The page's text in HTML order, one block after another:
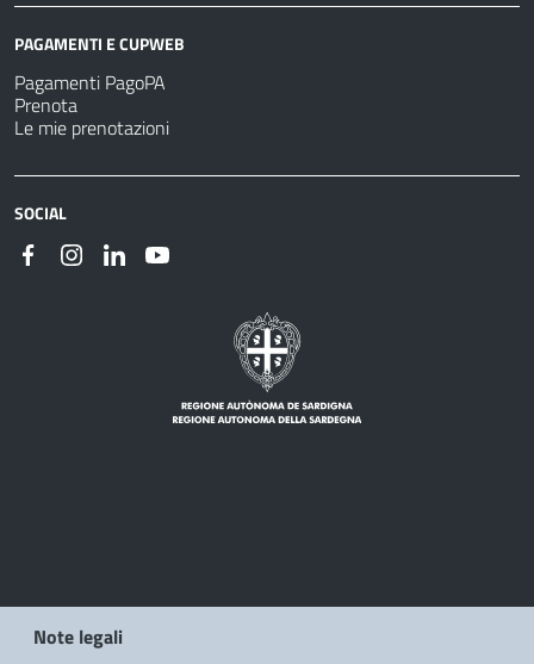
PAGAMENTI E CUPWEB
Pagamenti PagoPA
Prenota
Le mie prenotazioni
SOCIAL
Note legali